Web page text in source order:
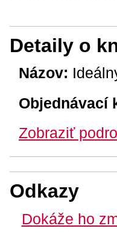
Detaily o
Názov:
Objednávací
Zobraziť
Odkazy
Dokáže ho